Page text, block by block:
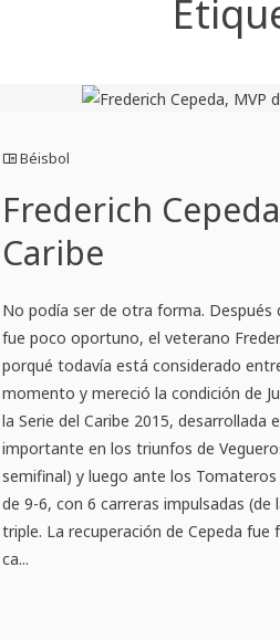
Béisbol
Frederich
Caribe
No podía ser de otra forma.
fue poco oportuno, el veterano
porqué todavía está considerado
momento y mereció la condición de
la Serie del Caribe 2015, desarrollada
importante en los triunfos de
semifinal) y luego ante los
de 9-6, con 6 carreras impulsadas
triple. La recuperación de Cepeda
ca...